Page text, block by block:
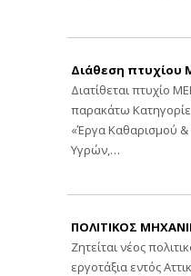
Διάθεση πτυχίου
Διατίθεται πτυχίο
παρακάτω
«Έργα Καθαρισμού
Υγρών,…
ΠΟΛΙΤΙΚΟΣ
Ζητείται νέος
εργοτάξια εντός